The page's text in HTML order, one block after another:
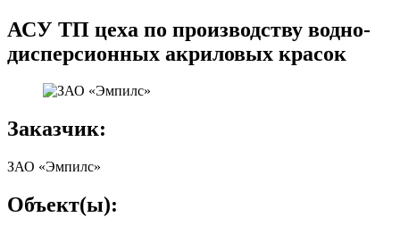
АСУ ТП цеха по производству водно-
дисперсионных акриловых красок
Заказчик:
ЗАО «Эмпилс»
Объект(ы):